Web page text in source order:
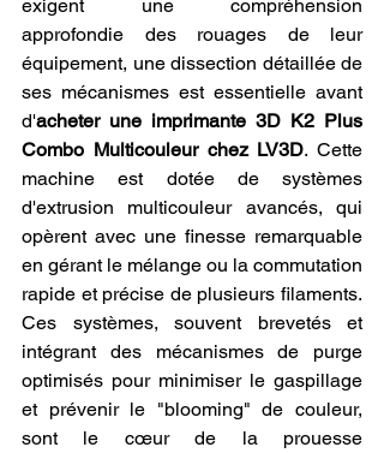
exigent une compréhension
approfondie des rouages de leur
équipement, une dissection détaillée de
ses mécanismes est essentielle avant
d'acheter une imprimante 3D K2 Plus
Combo Multicouleur chez LV3D. Cette
machine est dotée de systèmes
d'extrusion multicouleur avancés, qui
opèrent avec une finesse remarquable
en gérant le mélange ou la commutation
rapide et précise de plusieurs filaments.
Ces systèmes, souvent brevetés et
intégrant des mécanismes de purge
optimisés pour minimiser le gaspillage
et prévenir le "blooming" de couleur,
sont le cœur de la prouesse